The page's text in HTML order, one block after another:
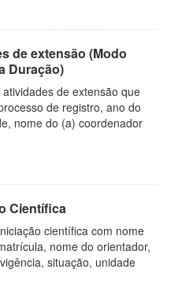
de extensão (Modo
Duração)
de extensão que
de registro, ano do
nome do (a) coordenador
Científica
científica com nome
nome do orientador,
situação, unidade